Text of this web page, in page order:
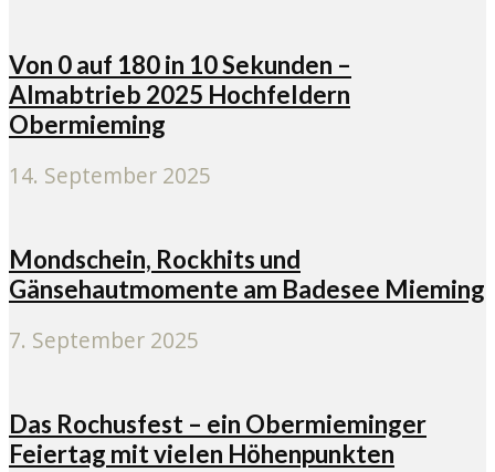
Von 0 auf 180 in 10 Sekunden –
Almabtrieb 2025 Hochfeldern
Obermieming
14. September 2025
Mondschein, Rockhits und
Gänsehautmomente am Badesee Mieming
7. September 2025
Das Rochusfest – ein Obermieminger
Feiertag mit vielen Höhenpunkten